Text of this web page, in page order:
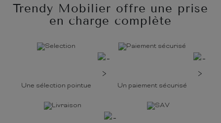
Trendy Mobilier offre une prise
en charge complète
Une sélection pointue Un paiement sécurisé